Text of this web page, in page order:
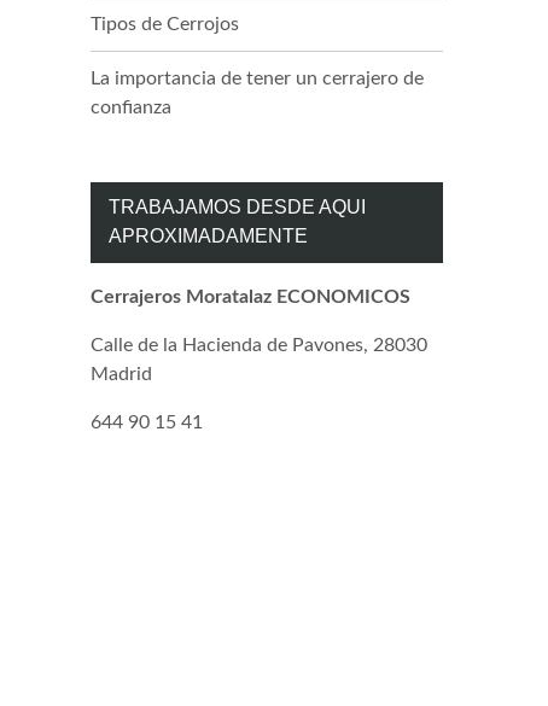
Tipos de Cerrojos
La importancia de tener un cerrajero de
confianza
TRABAJAMOS DESDE AQUI
APROXIMADAMENTE
Cerrajeros Moratalaz ECONOMICOS
Calle de la Hacienda de Pavones, 28030
Madrid
644 90 15 41